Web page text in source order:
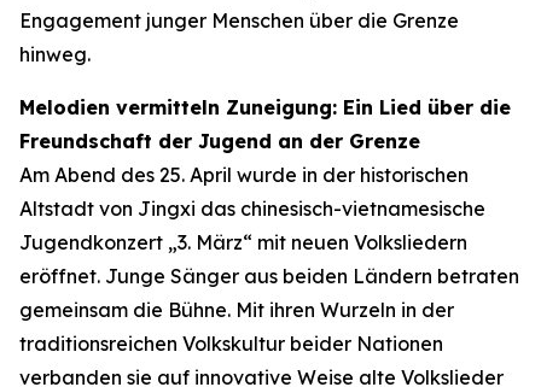
Engagement junger Menschen über die Grenze
hinweg.
Melodien vermitteln Zuneigung: Ein Lied über die
Freundschaft der Jugend an der Grenze
Am Abend des 25. April wurde in der historischen
Altstadt von Jingxi das chinesisch-vietnamesische
Jugendkonzert „3. März“ mit neuen Volksliedern
eröffnet. Junge Sänger aus beiden Ländern betraten
gemeinsam die Bühne. Mit ihren Wurzeln in der
traditionsreichen Volkskultur beider Nationen
verbanden sie auf innovative Weise alte Volkslieder